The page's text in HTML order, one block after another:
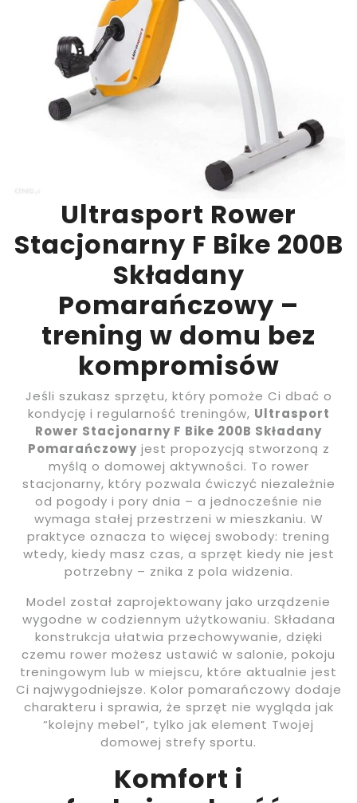
Ultrasport Rower
Stacjonarny F Bike 200B
Składany
Pomarańczowy –
trening w domu bez
kompromisów
Jeśli szukasz sprzętu, który pomoże Ci dbać o
kondycję i regularność treningów, Ultrasport
Rower Stacjonarny F Bike 200B Składany
Pomarańczowyjest propozycją stworzoną z
myślą o domowej aktywności. To rower
stacjonarny, który pozwala ćwiczyć niezależnie
od pogody i pory dnia – a jednocześnie nie
wymaga stałej przestrzeni w mieszkaniu. W
praktyce oznacza to więcej swobody: trening
wtedy, kiedy masz czas, a sprzęt kiedy nie jest
potrzebny – znika z pola widzenia.
Model został zaprojektowany jako urządzenie
wygodne w codziennym użytkowaniu. Składana
konstrukcja ułatwia przechowywanie, dzięki
czemu rower możesz ustawić w salonie, pokoju
treningowym lub w miejscu, które aktualnie jest
Ci najwygodniejsze. Kolor pomarańczowy dodaje
charakteru i sprawia, że sprzęt nie wygląda jak
“kolejny mebel”, tylko jak element Twojej
domowej strefy sportu.
Komfort i